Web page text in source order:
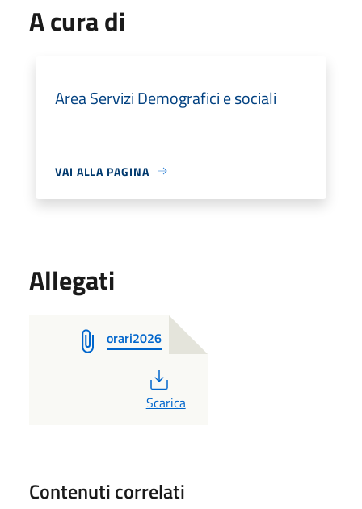
A cura di
Area Servizi Demografici e sociali
VAI ALLA PAGINA
Allegati
orari2026
PDF
Scarica
Contenuti correlati